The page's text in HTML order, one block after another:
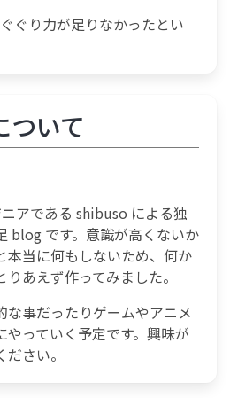
ぐり力が足りなかったとい
ついて
アである shibuso による独
blog です。意識が高くないか
本当に何もしないため、何か
あえず作ってみました。
な事だったりゲームやアニメ
やっていく予定です。興味が
さい。